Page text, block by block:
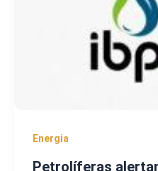
Energia
Petrolíferas